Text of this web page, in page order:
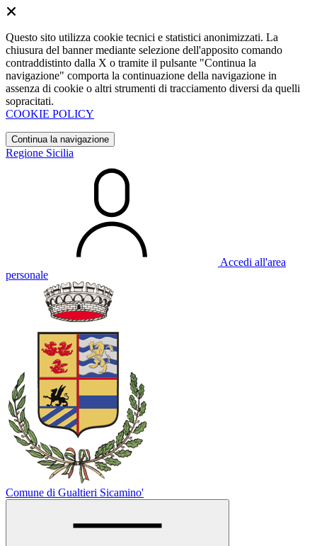
Questo sito utilizza cookie tecnici e statistici anonimizzati. La
chiusura del banner mediante selezione dell'apposito comando
contraddistinto dalla X o tramite il pulsante "Continua la
navigazione" comporta la continuazione della navigazione in
assenza di cookie o altri strumenti di tracciamento diversi da quelli
sopracitati.
COOKIE POLICY
Continua la navigazione
Regione Sicilia
Accedi all'area
personale
Comune di Gualtieri Sicamino'